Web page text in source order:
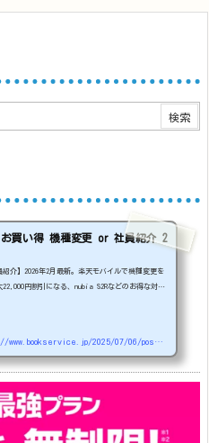
買い得 機種変更 or 社員紹介 2
紹介】2026年2月最新。楽天モバイルで機種変更を
22,000円割引になる、nubia S2Rなどのお得な対象
1円 arrows We2 Plus #1円 値
sense9 33,900円 Phone (3a) 128GB
https://www.bookservice.jp/2025/07/06/post-48181